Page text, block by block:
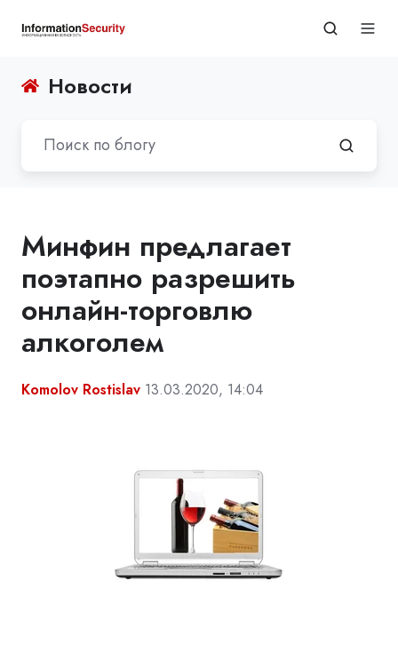
Новости
Минфин предлагает
поэтапно разрешить
онлайн-торговлю
алкоголем
Komolov Rostislav 13.03.2020, 14:04